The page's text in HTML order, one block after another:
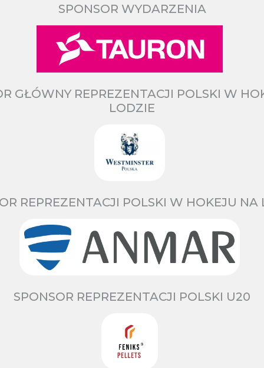
SPONSOR WYDARZENIA
GŁÓWNY REPREZENTACJI POLSKI W
LODZIE
REPREZENTACJI POLSKI W HOKEJU NA
SPONSOR REPREZENTACJI POLSKI U20